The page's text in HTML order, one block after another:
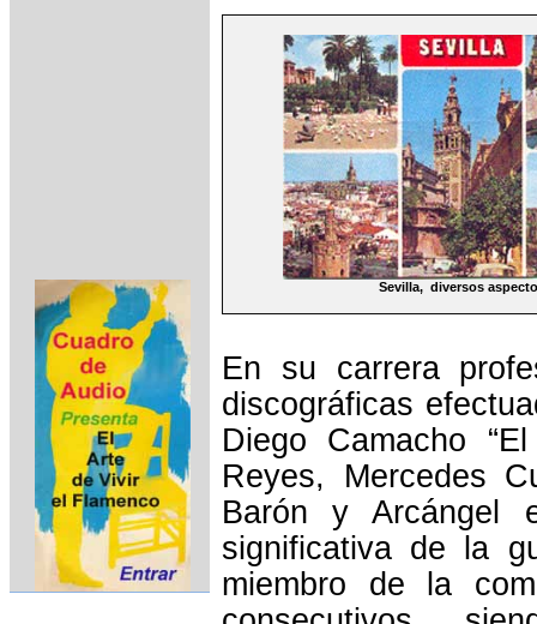
Sevilla, diversos
En su carrera
discográficas
Diego Camacho
Reyes, Mercedes
Barón y Arcángel
significativa de la
miembro de la